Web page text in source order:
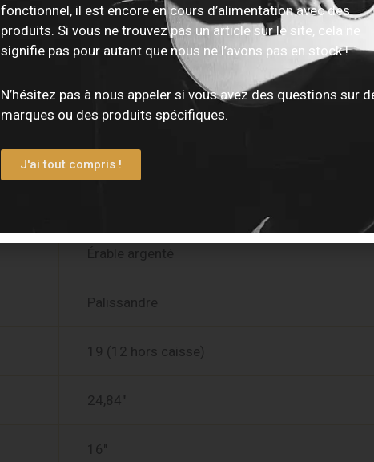
Droitier
Québec, Canada
Épicéa massif
Érable argenté
Palissandre
19 (12 hors caisse)
24,84″
16″
fonctionnel, il est encore en cours d’alimentation avec des
produits. Si vous ne trouvez pas un article sur le site, cela ne
signifie pas pour autant que nous ne l’avons pas en stock !
N’hésitez pas à nous appeler si vous avez des questions sur
marques ou des produits spécifiques.
J'ai tout compris !